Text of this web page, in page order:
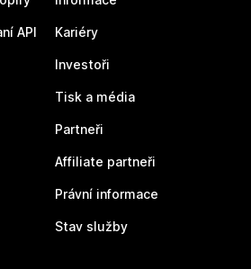
API Kariéry
Investoři
Tisk a média
Partneři
Affiliate partneři
Právní informace
Stav služby